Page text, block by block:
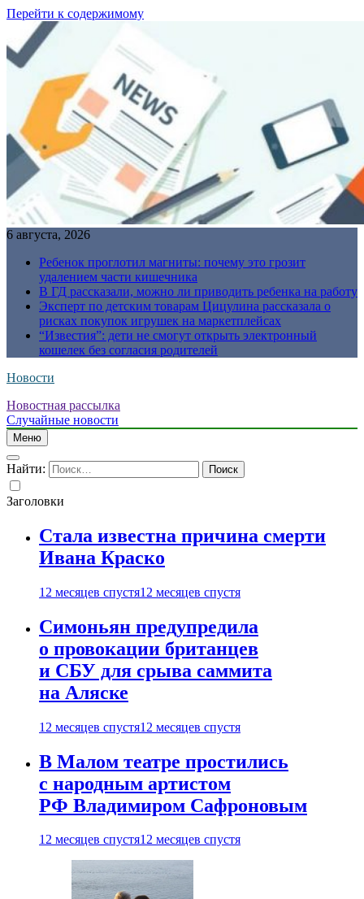
Перейти к содержимому
6 августа, 2026
Ребенок проглотил магниты: почему это грозит
удалением части кишечника
В ГД рассказали, можно ли приводить ребенка на работу
Эксперт по детским товарам Цицулина рассказала о
рисках покупок игрушек на маркетплейсах
“Известия”: дети не смогут открыть электронный
кошелек без согласия родителей
Новости
Новостная рассылка
Случайные новости
Меню
Найти:
Заголовки
Стала известна причина смерти
Ивана Краско
12 месяцев спустя12 месяцев спустя
Симоньян предупредила
о провокации британцев
и СБУ для срыва саммита
на Аляске
12 месяцев спустя12 месяцев спустя
В Малом театре простились
с народным артистом
РФ Владимиром Сафроновым
12 месяцев спустя12 месяцев спустя